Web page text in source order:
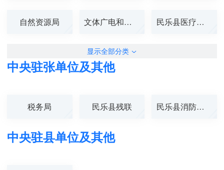
自然资源局 文体广电和旅游... 民乐县医疗保障...
显示全部分类
中央驻张单位及其他
税务局 民乐县残联 民乐县消防救援...
中央驻县单位及其他